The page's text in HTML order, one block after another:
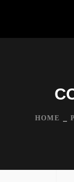
HOME